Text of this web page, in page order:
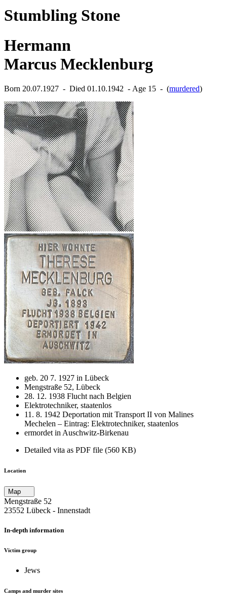
Stumbling Stone
Hermann
Marcus Mecklenburg
Born 20.07.1927 ‐ Died 01.10.1942 ‐ Age 15 ‐ (murdered)
geb. 20 7. 1927 in Lübeck
Mengstraße 52, Lübeck
28. 12. 1938 Flucht nach Belgien
Elektrotechniker, staatenlos
11. 8. 1942 Deportation mit Transport II von Malines
Mechelen – Eintrag: Elektrotechniker, staatenlos
ermordet in Auschwitz-Birkenau
Detailed vita as PDF file (560 KB)
Location
Mengstraße 52
23552 Lübeck ‐ Innenstadt
In-depth information
Victim group
Jews
Camps and murder sites